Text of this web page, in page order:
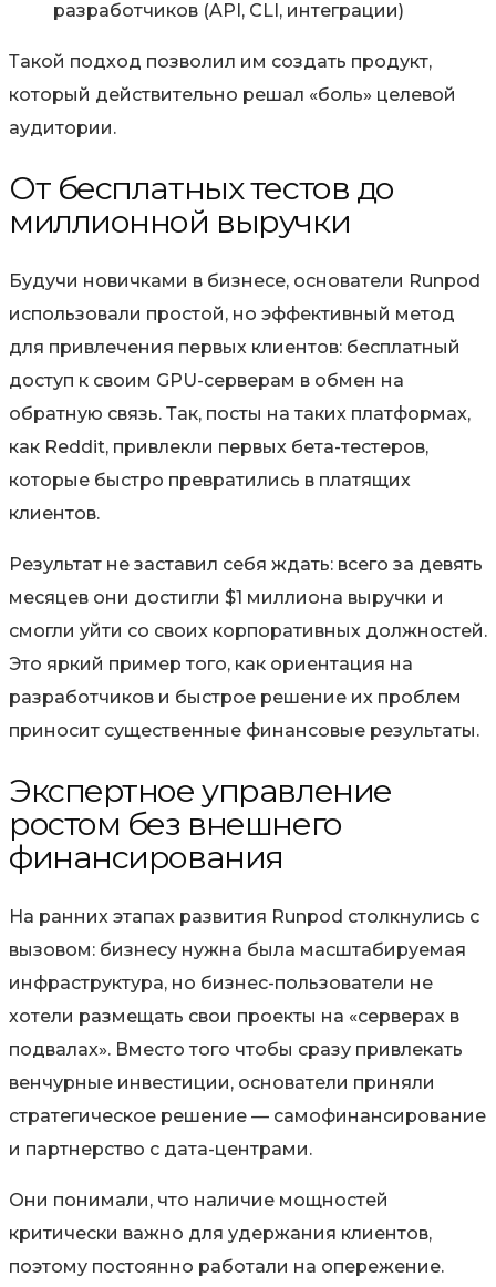
разработчиков (API, CLI, интеграции)
Такой подход позволил им создать продукт,
который действительно решал «боль» целевой
аудитории.
От бесплатных тестов до
миллионной выручки
Будучи новичками в бизнесе, основатели Runpod
использовали простой, но эффективный метод
для привлечения первых клиентов: бесплатный
доступ к своим GPU-серверам в обмен на
обратную связь. Так, посты на таких платформах,
как Reddit, привлекли первых бета-тестеров,
которые быстро превратились в платящих
клиентов.
Результат не заставил себя ждать: всего за девять
месяцев они достигли $1 миллиона выручки и
смогли уйти со своих корпоративных должностей.
Это яркий пример того, как ориентация на
разработчиков и быстрое решение их проблем
приносит существенные финансовые результаты.
Экспертное управление
ростом без внешнего
финансирования
На ранних этапах развития Runpod столкнулись с
вызовом: бизнесу нужна была масштабируемая
инфраструктура, но бизнес-пользователи не
хотели размещать свои проекты на «серверах в
подвалах». Вместо того чтобы сразу привлекать
венчурные инвестиции, основатели приняли
стратегическое решение — самофинансирование
и партнерство с дата-центрами.
Они понимали, что наличие мощностей
критически важно для удержания клиентов,
поэтому постоянно работали на опережение.